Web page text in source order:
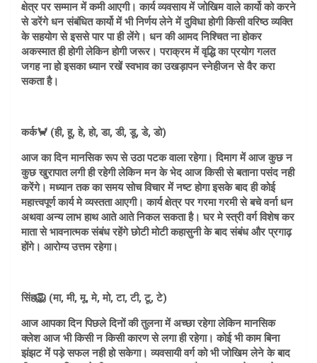
क्षेत्र पर सम्मान में कमी आएगी। कार्य व्यवसाय में जोखिम वाले कार्यो को करने
से डरेंगे धन संबंधित कार्यो में भी निर्णय लेने में दुविधा होगी किसी वरिष्ठ व्यक्ति
के सहयोग से इससे पार पा ही लेंगे। धन की आमद निश्चित ना होकर
अकस्मात ही होगी लेकिन होगी जरूर। पराक्रम में वृद्धि का प्रयोग गलत
जगह ना हो इसका ध्यान रखें स्वभाव का उखड़ापन स्नेहीजन से वैर करा
सकता है।
कर्क🦀 (ही, हू, हे, हो, डा, डी, डू, डे, डो)
आज का दिन मानसिक रूप से उठा पटक वाला रहेगा। दिमाग में आज कुछ न
कुछ खुरापात लगी ही रहेगी लेकिन मन के भेद आज किसी से बताना पसंद नही
करेंगे। मध्यान तक का समय सोच विचार में नष्ट होगा इसके बाद ही कोई
महात्त्वपूर्ण कार्य मे व्यस्तता आएगी। कार्य क्षेत्र पर गरमा गरमी से बचे वर्ना धन
अथवा अन्य लाभ हाथ आते आते निकल सकता है। घर मे स्त्री वर्ग विशेष कर
माता से भावनात्मक संबंध रहेंगे छोटी मोटी कहासुनी के बाद संबंध और प्रगाढ़
होंगे। आरोग्य उत्तम रहेगा।
सिंह🦁 (मा, मी, मू, मे, मो, टा, टी, टू, टे)
आज आपका दिन पिछले दिनों की तुलना में अच्छा रहेगा लेकिन मानसिक
क्लेश आज भी किसी न किसी कारण से लगा ही रहेगा। कोई भी काम बिना
झंझट में पड़े सफल नही हो सकेगा। व्यवसायी वर्ग को भी जोखिम लेने के बाद